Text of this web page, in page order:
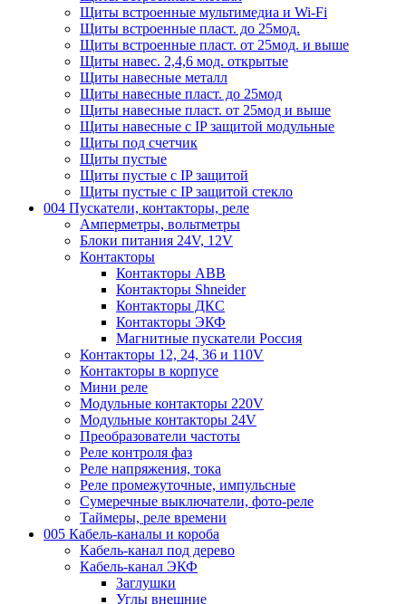
Щиты встроенные мультимедиа и Wi-Fi
Щиты встроенные пласт. до 25мод.
Щиты встроенные пласт. от 25мод. и выше
Щиты навес. 2,4,6 мод. открытые
Щиты навесные металл
Щиты навесные пласт. до 25мод
Щиты навесные пласт. от 25мод и выше
Щиты навесные с IP защитой модульные
Щиты под счетчик
Щиты пустые
Щиты пустые с IP защитой
Щиты пустые с IP защитой стекло
004 Пускатели, контакторы, реле
Амперметры, вольтметры
Блоки питания 24V, 12V
Контакторы
Контакторы ABB
Контакторы Shneider
Контакторы ДКС
Контакторы ЭКФ
Магнитные пускатели Россия
Контакторы 12, 24, 36 и 110V
Контакторы в корпусе
Мини реле
Модульные контакторы 220V
Модульные контакторы 24V
Преобразователи частоты
Реле контроля фаз
Реле напряжения, тока
Реле промежуточные, импульсные
Сумеречные выключатели, фото-реле
Таймеры, реле времени
005 Кабель-каналы и короба
Кабель-канал под дерево
Кабель-канал ЭКФ
Заглушки
Углы внешние